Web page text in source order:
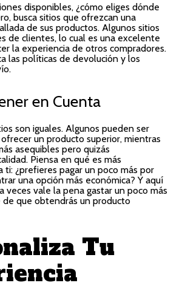
disponibles, ¿cómo eliges dónde
busca sitios que ofrezcan una
de sus productos. Algunos sitios
de clientes, lo cual es una excelente
la experiencia de otros compradores.
las políticas de devolución y los
en Cuenta
son iguales. Algunos pueden ser
un producto superior, mientras
asequibles pero quizás
Piensa en qué es más
ti: ¿prefieres pagar un poco más por
una opción más económica? Y aquí
veces vale la pena gastar un poco más
de que obtendrás un producto
Tu